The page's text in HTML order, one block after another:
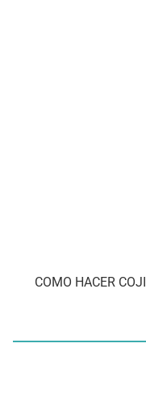
COMO HACER